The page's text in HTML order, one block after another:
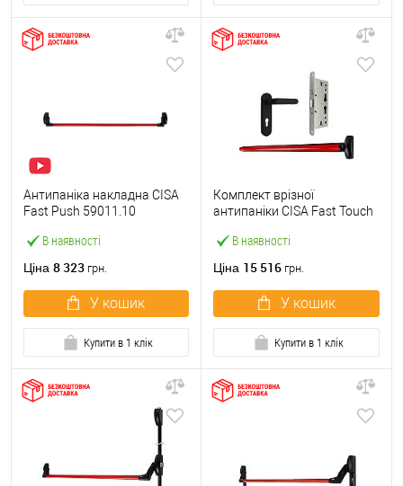
В наявності
Антипаніка накладна CISA
Fast Push 59011.10
штангою 1200 мм червона
Ціна 8 323 грн.
У кошик
Купити в 1 клік
В наявності
Комплект врізної
антипаніки CISA Fast Touch
із замком та ручкою
Ціна 15 516 грн.
У кошик
Купити в 1 клік